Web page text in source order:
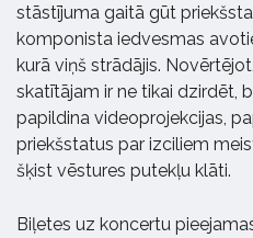
stāstījuma gaitā gūt
komponista iedvesmas
kurā viņš strādājis.
skatītājam ir ne tikai dzirdēt,
papildina videoprojekcijas,
priekšstatus par izciliem
šķist vēstures putekļu klāti.
Biļetes uz koncertu